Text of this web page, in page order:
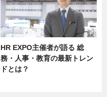
HR EXPO主催者が語る 総
務・人事・教育の最新トレン
ドとは？